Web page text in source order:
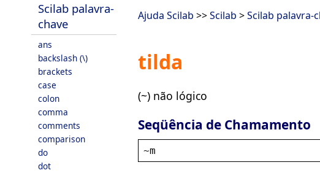
Scilab palavra-
chave
ans
backslash (\)
brackets
case
colon
comma
comments
comparison
do
dot
Ajuda Scilab >>Scilab >Scilab palavra-
tilda
(~) não lógico
Seqüência de Chamamento
~m